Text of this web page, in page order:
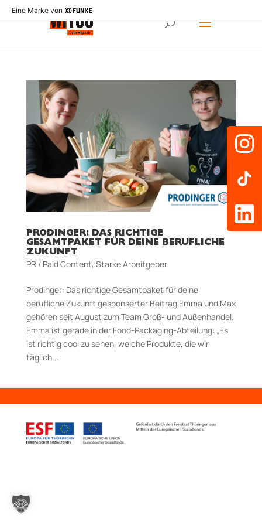
Eine Marke von
PRODINGER: DAS RICHTIGE
GESAMTPAKET FÜR DEINE BERUFLICHE
ZUKUNFT
PR / Paid Content, Starke Arbeitgeber
Prodinger: Das richtige Gesamt­paket für deine
berufliche Zukunft gesponserter Beitrag Emma und Max
gehören seit August zum Team Groß- und Außenhandel.
Emma ist gerade in der Food-Packaging-Abteilung: „Es
ist richtig cool zu sehen, welche Produkte, die wir
täglich...